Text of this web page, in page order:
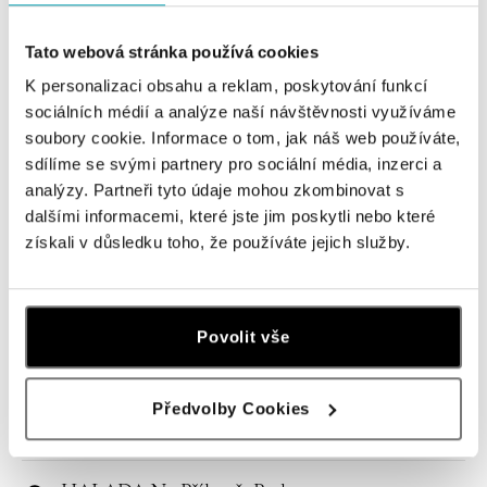
Tato webová stránka používá cookies
K personalizaci obsahu a reklam, poskytování funkcí
sociálních médií a analýze naší návštěvnosti využíváme
soubory cookie. Informace o tom, jak náš web používáte,
sdílíme se svými partnery pro sociální média, inzerci a
analýzy. Partneři tyto údaje mohou zkombinovat s
dalšími informacemi, které jste jim poskytli nebo které
získali v důsledku toho, že používáte jejich služby.
Povolit vše
Předvolby Cookies
Všechny Česko Slovensko
tel.: +420724986111